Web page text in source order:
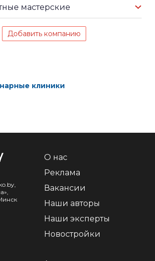
мастерские
Добавить компанию
клиники
О нас
Реклама
Вакансии
Наши авторы
Наши эксперты
Новостройки